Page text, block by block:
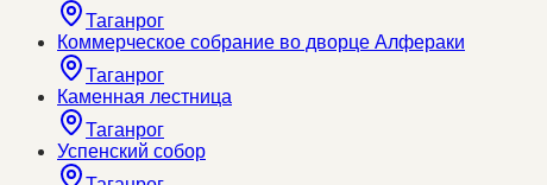
Таганрог
Коммерческое собрание во дворце Алфераки
Таганрог
Каменная лестница
Таганрог
Успенский собор